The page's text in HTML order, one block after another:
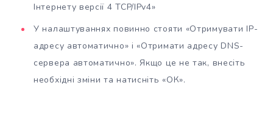
Інтернету версії 4 TCP/IPv4»
У налаштуваннях повинно стояти «Отримувати IP-
адресу автоматично» і «Отримати адресу DNS-
сервера автоматично». Якщо це не так, внесіть
необхідні зміни та натисніть «ОК».